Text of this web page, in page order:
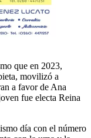
que en 2023,
movilizó a
a favor de Ana
fue electa Reina
día con el número